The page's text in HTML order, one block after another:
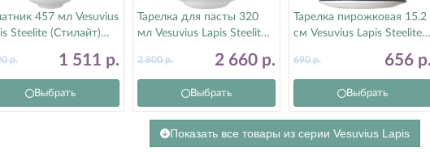
457 мл Vesuvius
Steelite (Стилайт)
1 511 р.
р.
Выбрать
Тарелка для пасты 320
мл Vesuvius Lapis Steelite
2 660 р.
2 800р.
Выбрать
Тарелка пирожковая 15.2
см Vesuvius Lapis Steelite
656 р.
690р.
Выбрать
Показать все товары из серии Vesuvius Lapis